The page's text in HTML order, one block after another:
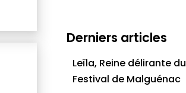
Derniers articles
Leïla, Reine délirante du
Festival de Malguénac